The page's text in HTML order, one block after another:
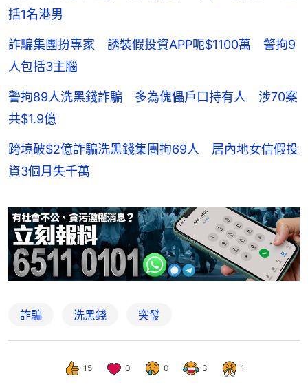
括1名港男
詐騙集團扮專家 誘裝假投資APP呃$1100萬 警拘9
人包括3主腦
警拘89人洗黑錢詐騙 多為傀儡戶口持有人 涉70案
共$1.9億
跨境破$2億詐騙洗黑錢集團拘69人 居內地女信假投
資3個月失千萬
詐騙 洗黑錢 突發
15 0 0 3 1